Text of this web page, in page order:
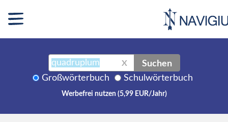
X Suchen
Großwörterbuch Schulwörterbuch
Werbefrei nutzen (5,99 EUR/Jahr)